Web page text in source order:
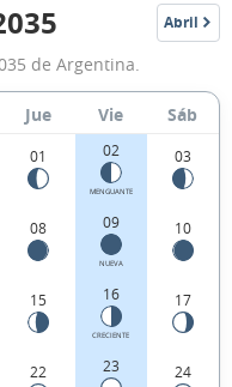
Abril
2035
de Argentina.
Jue Vie Sáb
01 02
MENGUANTE
03
08 09
NUEVA
10
15 16
CRECIENTE
17
22 23 24